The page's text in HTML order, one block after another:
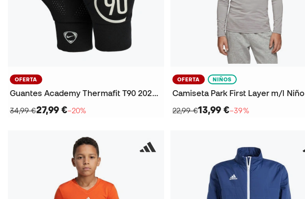
OFERTA
Guantes Academy Thermafit T90 2025-2026
34,99 €27,99 €−20%
OFERTA NIÑOS
Camiseta Park First Layer m/l Niño
22,99 €13,99 €−39%